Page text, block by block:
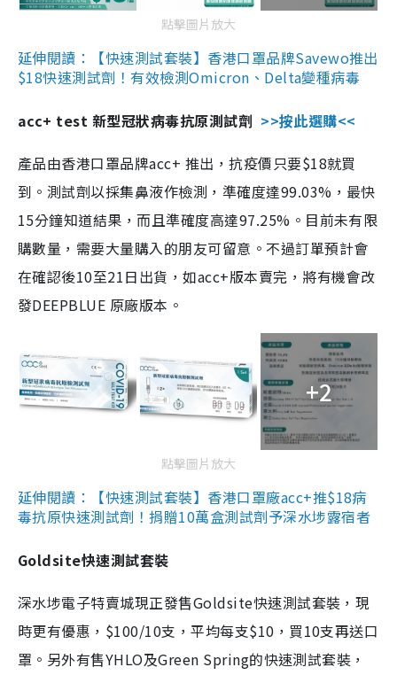
點擊圖片放大
延伸閱讀：【快速測試套裝】香港口罩品牌Savewo推出
$18快速測試劑！有效檢測Omicron、Delta變種病毒
acc+ test 新型冠狀病毒抗原測試劑 >>按此選購<<
產品由香港口罩品牌acc+ 推出，抗疫價只要$18就買
到。測試劑以採集鼻液作檢測，準確度達99.03%，最快
15分鐘知道結果，而且準確度高達97.25%。目前未有限
購數量，需要大量購入的朋友可留意。不過訂單預計會
在確認後10至21日出貨，如acc+版本賣完，將有機會改
發DEEPBLUE 原廠版本。
+2
點擊圖片放大
延伸閱讀：【快速測試套裝】香港口罩廠acc+推$18病
毒抗原快速測試劑！捐贈10萬盒測試劑予深水埗露宿者
Goldsite快速測試套裝
深水埗電子特賣城現正發售Goldsite快速測試套裝，現
時更有優惠，$100/10支，平均每支$10，買10支再送口
罩。另外有售YHLO及Green Spring的快速測試套裝，